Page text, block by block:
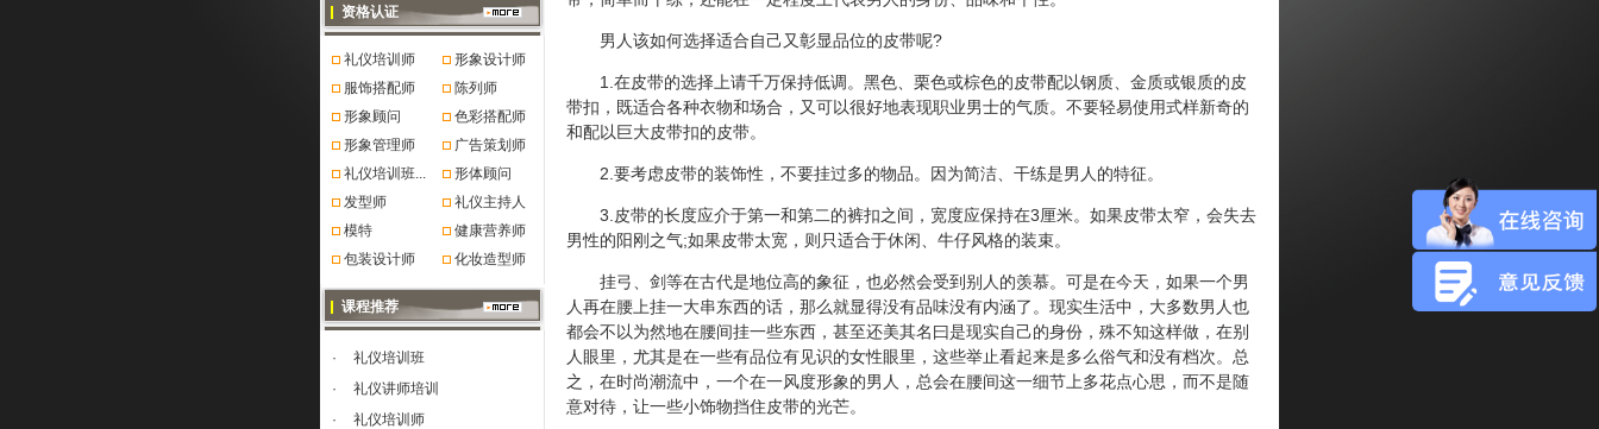
资格认证
礼仪培训师
形象设计师
服饰搭配师
陈列师
形象顾问
色彩搭配师
形象管理师
广告策划师
礼仪培训班...
形体顾问
发型师
礼仪主持人
模特
健康营养师
包装设计师
化妆造型师
课程推荐
·
礼仪培训班
·
礼仪讲师培训
·
礼仪培训师
男人该如何选择适合自己又彰显品位的皮带呢?
1.在皮带的选择上请千万保持低调。黑色、栗色或棕色的皮带配以钢质、金质或银质的皮
带扣，既适合各种衣物和场合，又可以很好地表现职业男士的气质。不要轻易使用式样新奇的
和配以巨大皮带扣的皮带。
2.要考虑皮带的装饰性，不要挂过多的物品。因为简洁、干练是男人的特征。
3.皮带的长度应介于第一和第二的裤扣之间，宽度应保持在3厘米。如果皮带太窄，会失去
男性的阳刚之气;如果皮带太宽，则只适合于休闲、牛仔风格的装束。
挂弓、剑等在古代是地位高的象征，也必然会受到别人的羡慕。可是在今天，如果一个男
人再在腰上挂一大串东西的话，那么就显得没有品味没有内涵了。现实生活中，大多数男人也
都会不以为然地在腰间挂一些东西，甚至还美其名曰是现实自己的身份，殊不知这样做，在别
人眼里，尤其是在一些有品位有见识的女性眼里，这些举止看起来是多么俗气和没有档次。总
之，在时尚潮流中，一个在一风度形象的男人，总会在腰间这一细节上多花点心思，而不是随
意对待，让一些小饰物挡住皮带的光芒。